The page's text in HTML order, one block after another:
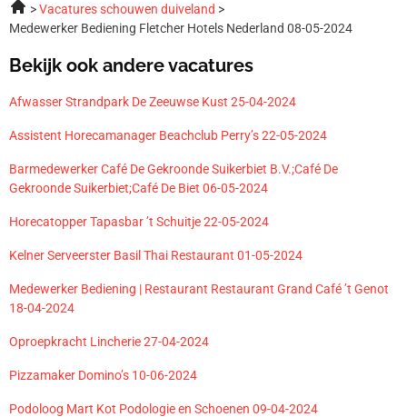
Vacatures schouwen duiveland
Medewerker Bediening Fletcher Hotels Nederland 08-05-2024
Bekijk ook andere vacatures
Afwasser Strandpark De Zeeuwse Kust 25-04-2024
Assistent Horecamanager Beachclub Perry’s 22-05-2024
Barmedewerker Café De Gekroonde Suikerbiet B.V.;Café De
Gekroonde Suikerbiet;Café De Biet 06-05-2024
Horecatopper Tapasbar ’t Schuitje 22-05-2024
Kelner Serveerster Basil Thai Restaurant 01-05-2024
Medewerker Bediening | Restaurant Restaurant Grand Café ’t Genot
18-04-2024
Oproepkracht Lincherie 27-04-2024
Pizzamaker Domino’s 10-06-2024
Podoloog Mart Kot Podologie en Schoenen 09-04-2024